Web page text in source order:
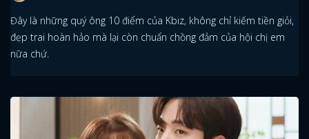
Đây là những quý ông 10 điểm của Kbiz, không chỉ kiếm tiền giỏi,
đẹp trai hoàn hảo mà lại còn chuẩn chồng đảm của hội chị em
nữa chứ.